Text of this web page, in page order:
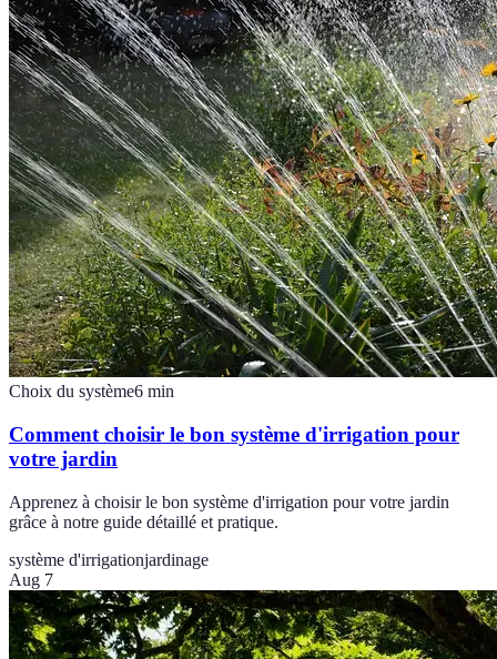
Choix du système6 min
Comment choisir le bon système d'irrigation pour
votre jardin
Apprenez à choisir le bon système d'irrigation pour votre jardin
grâce à notre guide détaillé et pratique.
système d'irrigationjardinage
Aug 7